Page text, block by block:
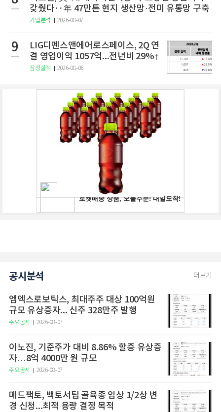
갖췄다‥年 47만톤 현지 생산망·전미 유통망 구축
기업분석 2026-08-07
9
LIG디펜스앤에어로스페이스, 2Q 연
결 영업이익 1057억...전년비 29%↑
잠정실적 2026-08-06
공시분석 더보기
엠엑스로보틱스, 최대주주 대상 100억원
규모 유상증자... 신주 328만주 발행
주요공시 2026-08-07
이노진, 기준주가 대비 8.86% 할증 유상증
자…8억 4000만 원 규모
주요공시 2026-08-07
메드팩토, 백토서팁 골육종 임상 1/2상 변
경 신청...최적 용량 결정 목적